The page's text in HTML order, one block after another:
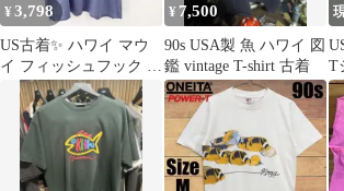
¥3,798
US古着✨️ ハワイ マウ
イ フィッシュフック T
シャツ L フェード感 ゆ
るだぼ
¥ 7,500
90s USA製 魚 ハワイ 図
鑑 vintage T-shirt 古着
T